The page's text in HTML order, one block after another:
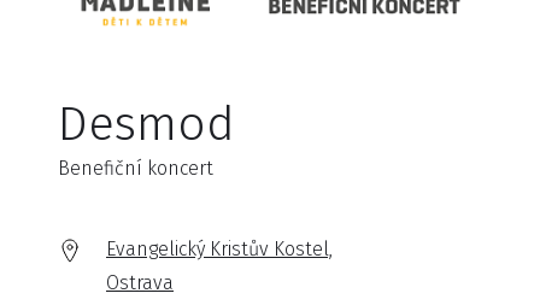
Desmod
Benefiční koncert
Evangelický Kristův Kostel,
Ostrava